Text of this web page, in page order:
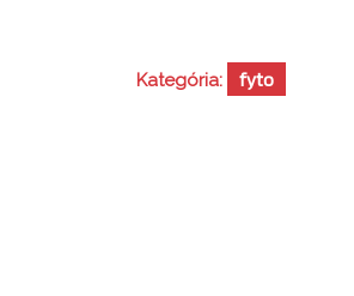
Kategória: fyto